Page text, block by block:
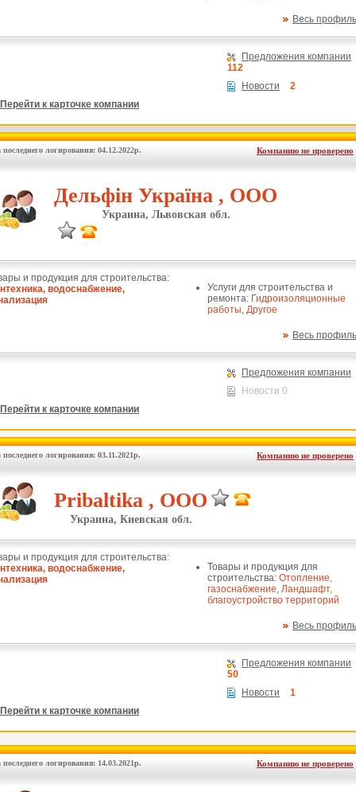
Весь профиль
Предложения компании
112
Новости
2
Перейти к карточке компании
последнего логирования: 04.12.2022р. Компанию не проверено
Дельфін Україна , ООО
Украина, Львовская обл.
и продукция для строительства:
водоснабжение,
Услуги для строительства и
ремонта: Гидроизоляционные
работы, Другое
Весь профиль
Предложения компании
Новости 0
Перейти к карточке компании
последнего логирования: 03.11.2021р. Компанию не проверено
Pribaltika , ООО
Украина, Киевская обл.
и продукция для строительства:
водоснабжение,
Товары и продукция для
строительства: Отопление,
газоснабжение, Ландшафт,
благоустройство территорий
Весь профиль
Предложения компании
50
Новости
1
Перейти к карточке компании
последнего логирования: 14.03.2021р. Компанию не проверено